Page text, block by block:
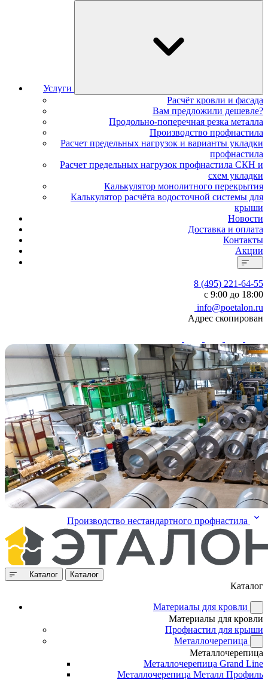
Услуги
Расчёт кровли и фасада
Вам предложили дешевле?
Продольно-поперечная резка металла
Производство профнастила
Расчет предельных нагрузок и варианты укладки
профнастила
Расчет предельных нагрузок профнастила СКН и
схем укладки
Калькулятор монолитного перекрытия
Калькулятор расчёта водосточной системы для
крыши
Новости
Доставка и оплата
Контакты
Акции
8 (495) 221-64-55
с 9:00 до 18:00
info@poetalon.ru
Адрес скопирован
Производство нестандартного профнастила
Каталог Каталог
Каталог
Материалы для кровли
Материалы для кровли
Профнастил для крыши
Металлочерепица
Металлочерепица
Металлочерепица Grand Line
Металлочерепица Металл Профиль